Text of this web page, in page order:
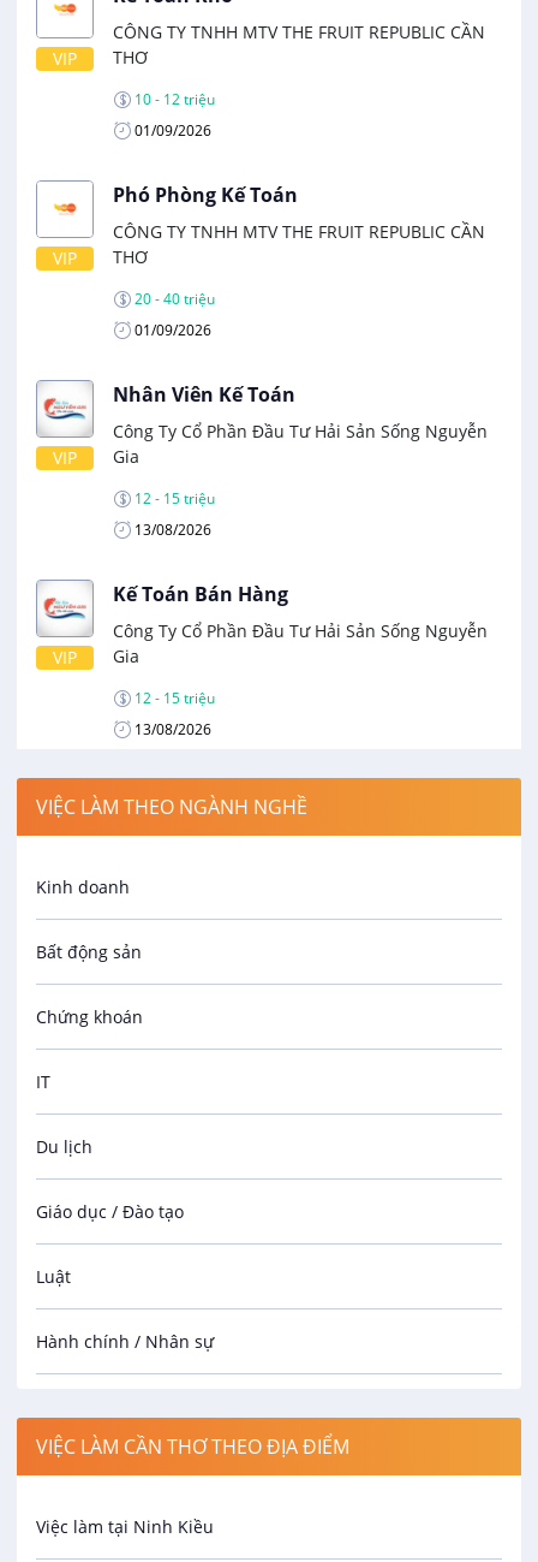
VIP
CÔNG TY TNHH MTV THE FRUIT REPUBLIC CẦN
THƠ
10 - 12 triệu
01/09/2026
VIP
Phó Phòng Kế Toán
CÔNG TY TNHH MTV THE FRUIT REPUBLIC CẦN
THƠ
20 - 40 triệu
01/09/2026
VIP
Nhân Viên Kế Toán
Công Ty Cổ Phần Đầu Tư Hải Sản Sống Nguyễn
Gia
12 - 15 triệu
13/08/2026
VIP
Kế Toán Bán Hàng
Công Ty Cổ Phần Đầu Tư Hải Sản Sống Nguyễn
Gia
12 - 15 triệu
13/08/2026
VIỆC LÀM THEO NGÀNH NGHỀ
Kinh doanh
Bất động sản
Chứng khoán
IT
Du lịch
Giáo dục / Đào tạo
Luật
Hành chính / Nhân sự
Spa
Bảo Vệ
VIỆC LÀM CẦN THƠ THEO ĐỊA ĐIỂM
Việc làm tại Ninh Kiều